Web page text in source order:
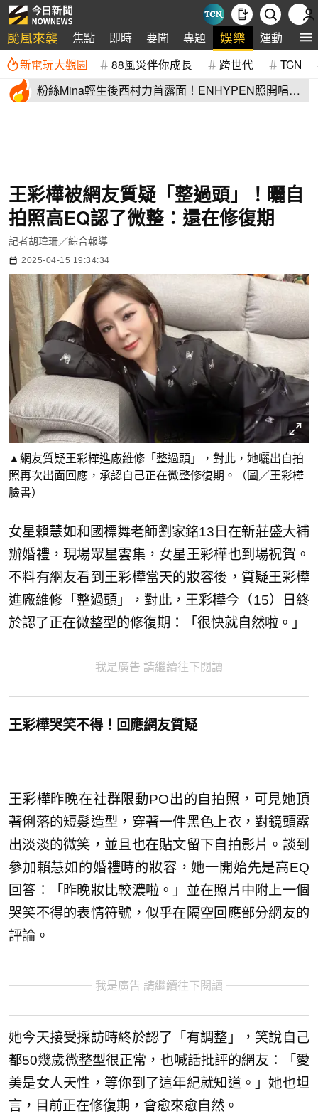
颱風來襲 焦點 即時 要聞 專題 娛樂 運動 全
新電玩大觀園 88風災伴你成長 跨世代 TCN
粉絲Mina輕生後西村力首露面！ENHYPEN照開唱
王彩樺被網友質疑「整過頭」！曬自
拍照高EQ認了微整：還在修復期
記者胡瑋珊／綜合報導
2025-04-15 19:34:34
▲網友質疑王彩樺進廠維修「整過頭」，對此，她曬出自拍
照再次出面回應，承認自己正在微整修復期。（圖／王彩樺
臉書）
女星賴慧如和國標舞老師劉家銘13日在新莊盛大補
辦婚禮，現場眾星雲集，女星王彩樺也到場祝賀。
不料有網友看到王彩樺當天的妝容後，質疑王彩樺
進廠維修「整過頭」，對此，王彩樺今（15）日終
於認了正在微整型的修復期：「很快就自然啦。」
我是廣告 請繼續往下閱讀
王彩樺哭笑不得！回應網友質疑
王彩樺昨晚在社群限動PO出的自拍照，可見她頂
著俐落的短髮造型，穿著一件黑色上衣，對鏡頭露
出淡淡的微笑，並且也在貼文留下自拍影片。談到
參加賴慧如的婚禮時的妝容，她一開始先是高EQ
回答：「昨晚妝比較濃啦。」並在照片中附上一個
哭笑不得的表情符號，似乎在隔空回應部分網友的
評論。
我是廣告 請繼續往下閱讀
她今天接受採訪時終於認了「有調整」，笑說自己
都50幾歲微整型很正常，也喊話批評的網友：「愛
美是女人天性，等你到了這年紀就知道。」她也坦
言，目前正在修復期，會愈來愈自然。